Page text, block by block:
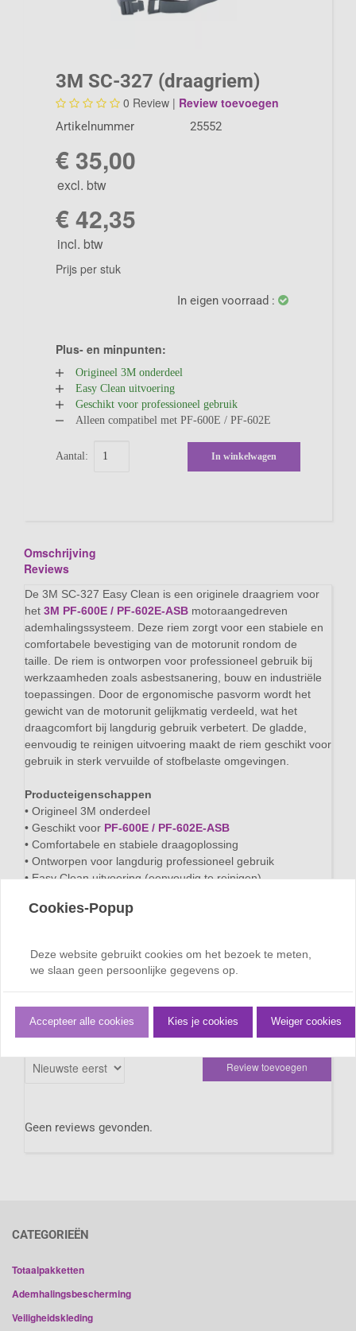
3M SC-327 (draagriem)
0 Review | Review toevoegen
Artikelnummer 25552
€ 35,00
excl. btw
€ 42,35
incl. btw
Prijs per stuk
In eigen voorraad :
Plus- en minpunten:
Origineel 3M onderdeel
Easy Clean uitvoering
Geschikt voor professioneel gebruik
Alleen compatibel met PF-600E / PF-602E
Aantal: In winkelwagen
Omschrijving
Reviews
De 3M SC-327 Easy Clean is een originele draagriem voor
het 3M PF-600E / PF-602E-ASB motoraangedreven
ademhalingssysteem. Deze riem zorgt voor een stabiele en
comfortabele bevestiging van de motorunit rondom de
taille. De riem is ontworpen voor professioneel gebruik bij
werkzaamheden zoals asbestsanering, bouw en industriële
toepassingen. Door de ergonomische pasvorm wordt het
gewicht van de motorunit gelijkmatig verdeeld, wat het
draagcomfort bij langdurig gebruik verbetert. De gladde,
eenvoudig te reinigen uitvoering maakt de riem geschikt voor
gebruik in sterk vervuilde of stofbelaste omgevingen.
Producteigenschappen
• Origineel 3M onderdeel
• Geschikt voor PF-600E / PF-602E-ASB
• Comfortabele en stabiele draagoplossing
• Ontworpen voor langdurig professioneel gebruik
• Easy Clean uitvoering (eenvoudig te reinigen)
ademhalingssysteem conform de geldende certificering.
Sorteren op:
Review toevoegen
Geen reviews gevonden.
CATEGORIEËN
Totaalpakketten
Ademhalingsbescherming
Veiligheidskleding
Cookies-Popup
Deze website gebruikt cookies om het bezoek te meten,
we slaan geen persoonlijke gegevens op.
Accepteer alle cookies Kies je cookies Weiger cookies